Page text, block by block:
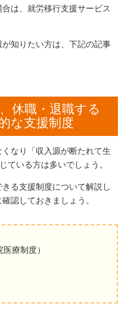
は、就労移行支援サービス
知りたい方は、下記の記事
休職・退職する
な支援制度
なり「収入源が断たれて生
ている方は多いでしょう。
る支援制度について解説し
認しておきましょう。
療制度）